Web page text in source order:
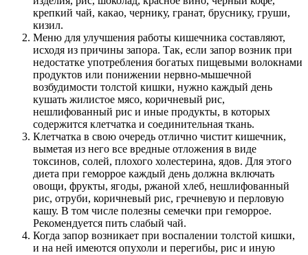
крепкий чай, какао, чернику, гранат, бруснику, груши,
кизил.
Меню для улучшения работы кишечника составляют,
исходя из причины запора. Так, если запор возник при
недостатке употребления богатых пищевыми волокнами
продуктов или понижении нервно-мышечной
возбудимости толстой кишки, нужно каждый день
кушать жилистое мясо, коричневый рис,
нешлифованный рис и иные продукты, в которых
содержится клетчатка и соединительная ткань.
Клетчатка в свою очередь отлично чистит кишечник,
выметая из него все вредные отложения в виде
токсинов, солей, плохого холестерина, ядов. Для этого
диета при геморрое каждый день должна включать
овощи, фрукты, ягоды, ржаной хлеб, нешлифованный
рис, отруби, коричневый рис, гречневую и перловую
кашу. В том числе полезны семечки при геморрое.
Рекомендуется пить слабый чай.
Когда запор возникает при воспалении толстой кишки,
и на ней имеются опухоли и перегибы, рис и иную